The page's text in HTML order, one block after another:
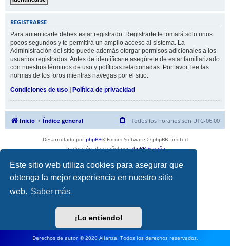
Este sitio web utiliza cookies para asegurar que
obtenga la mejor experiencia en nuestro sitio
web. Saber más
¡Lo entiendo!
REGISTRARSE
Para autenticarte debes estar registrado. Registrarte te tomará solo unos
pocos segundos y te permitirá un amplio acceso al sistema. La
Administración del sitio puede además otorgar permisos adicionales a los
usuarios registrados. Antes de identificarte asegúrete de estar familiarizado
con nuestros términos de uso y políticas relacionadas. Por favor, lee las
normas de los foros mientras navegas por el sitio.
Condiciones de uso | Política de privacidad
Inicio Índice general Todos los horarios son UTC-06:00
Desarrollado por phpBB® Forum Software © phpBB Limited
Traducción al español porphpBB España
Derechos de autor © 2026 Alianza. Todos los derechos reservados.